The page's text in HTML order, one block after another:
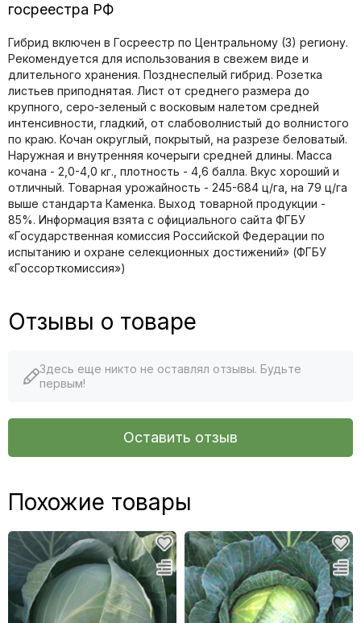
госреестра РФ
Гибрид включен в Госреестр по Центральному (3) региону.
Рекомендуется для использования в свежем виде и
длительного хранения. Позднеспелый гибрид. Розетка
листьев приподнятая. Лист от среднего размера до
крупного, серо-зеленый с восковым налетом средней
интенсивности, гладкий, от слабоволнистый до волнистого
по краю. Кочан округлый, покрытый, на разрезе беловатый.
Наружная и внутренняя кочерыги средней длины. Масса
кочана - 2,0-4,0 кг., плотность - 4,6 балла. Вкус хороший и
отличный. Товарная урожайность - 245-684 ц/га, на 79 ц/га
выше стандарта Каменка. Выход товарной продукции -
85%. Информация взята с официального сайта ФГБУ
«Государственная комиссия Российской Федерации по
иcпытанию и охране селекционных достижений» (ФГБУ
«Госсорткомиссия»)
Отзывы о товаре
Здесь еще никто не оставлял отзывы. Будьте
первым!
Оставить отзыв
Похожие товары